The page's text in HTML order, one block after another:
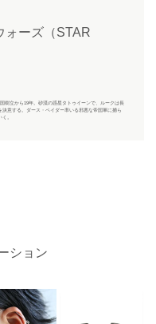
ォーズ（STAR
樹立から19年。砂漠の惑星タトゥイーンで、ルークは長
意する。ダース・ベイダー率いる邪悪な帝国軍に捕ら
。
ション